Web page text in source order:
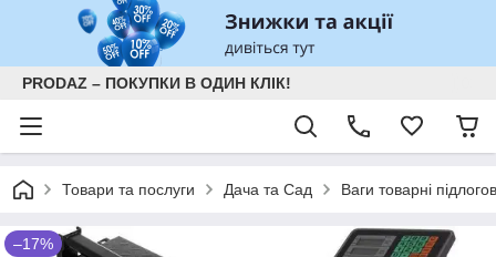
PRODAZ – ПОКУПКИ В ОДИН КЛІК!
Товари та послуги Дача та Сад Ваги товарні
–17%